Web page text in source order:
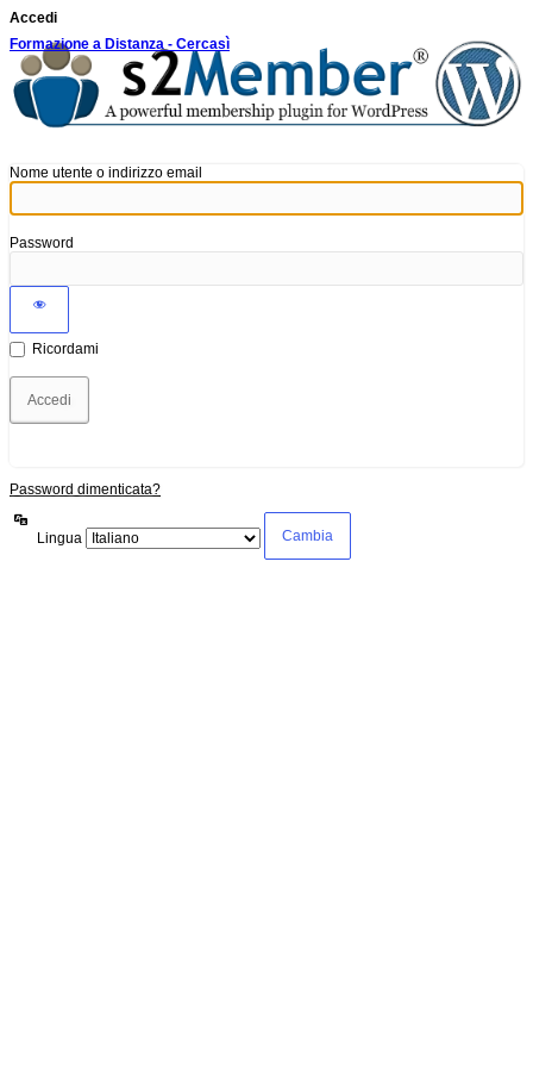
Accedi
Formazione a Distanza - Cercasì
Nome utente o indirizzo email
Password
Ricordami
Password dimenticata?
Lingua